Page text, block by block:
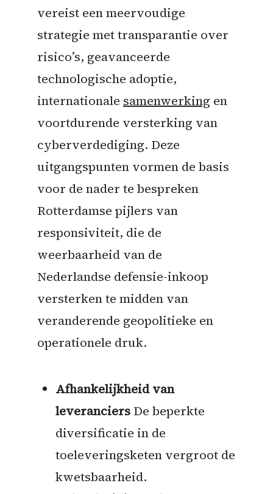
vereist een meervoudige
strategie met transparantie over
risico’s, geavanceerde
technologische adoptie,
internationale samenwerking en
voortdurende versterking van
cyberverdediging. Deze
uitgangspunten vormen de basis
voor de nader te bespreken
Rotterdamse pijlers van
responsiviteit, die de
weerbaarheid van de
Nederlandse defensie-inkoop
versterken te midden van
veranderende geopolitieke en
operationele druk.
Afhankelijkheid van
leveranciersDe beperkte
diversificatie in de
toeleveringsketen vergroot de
kwetsbaarheid.